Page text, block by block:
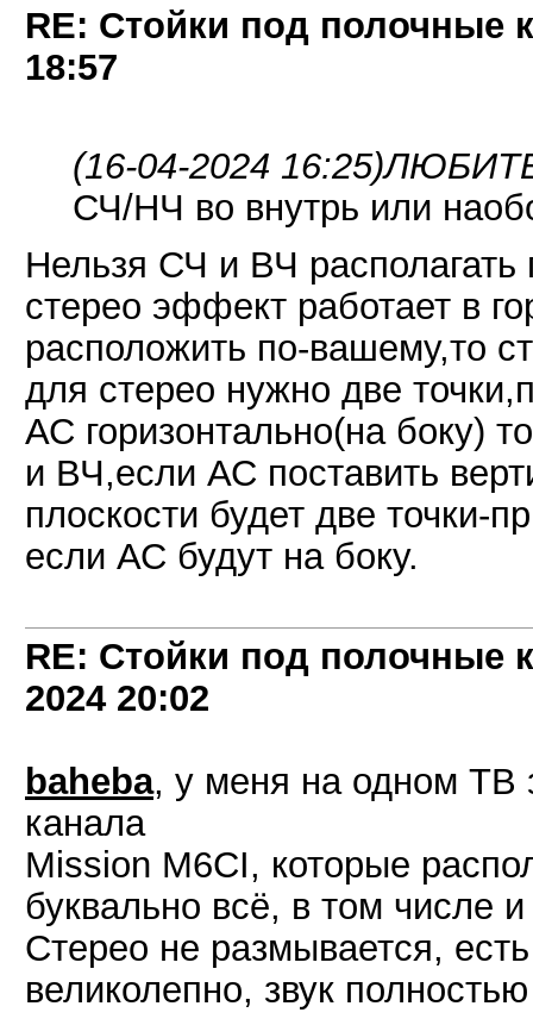
RE: Стойки под полочные
18:57
(16-04-2024 16:25)
СЧ/НЧ во внутрь или
Нельзя СЧ и ВЧ располагать
стерео эффект работает в
расположить по-вашему,то
для стерео нужно две
АС горизонтально(на боку)
и ВЧ,если АС поставить
плоскости будет две точки-
если АС будут на боку.
RE: Стойки под полочные
2024 20:02
baheba, у меня на одном ТВ
канала
Mission M6CI, которые
буквально всё, в том числе
Стерео не размывается,
великолепно, звук